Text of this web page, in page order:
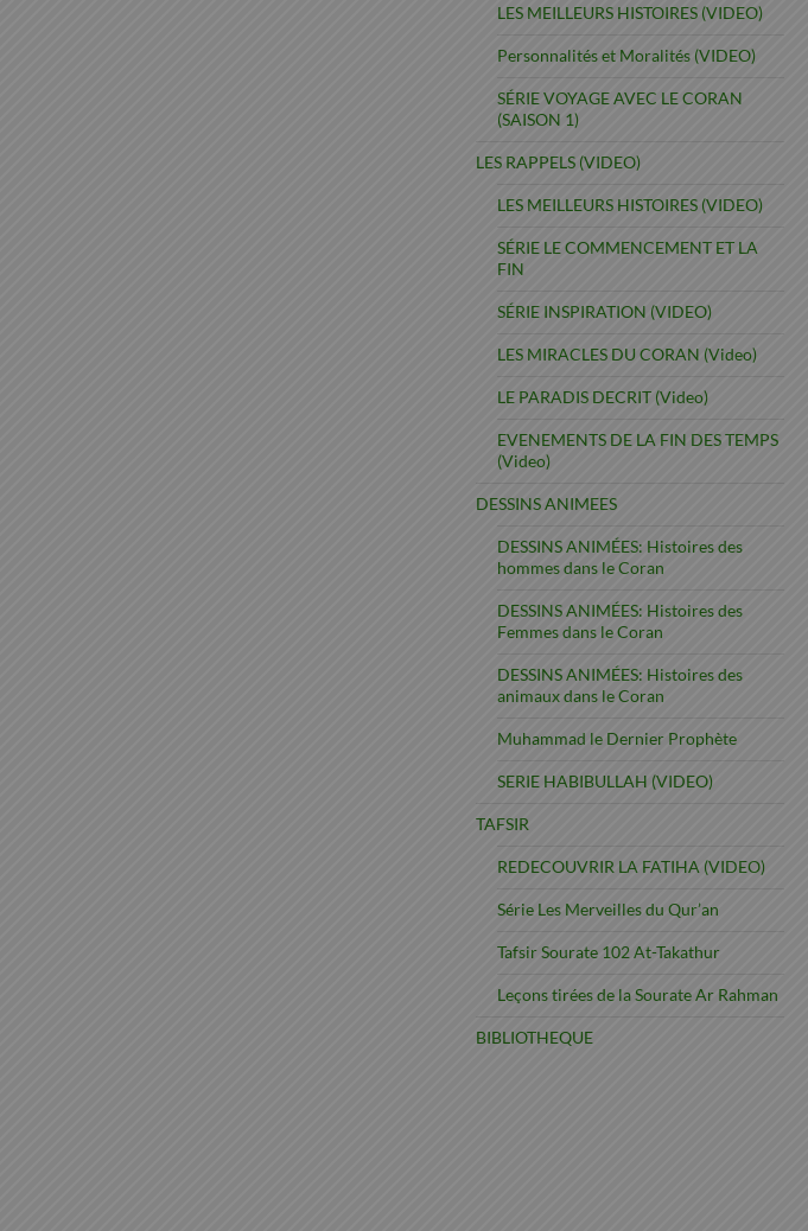
LES MEILLEURS HISTOIRES (VIDEO)
Personnalités et Moralités (VIDEO)
SÉRIE VOYAGE AVEC LE CORAN
(SAISON 1)
LES RAPPELS (VIDEO)
LES MEILLEURS HISTOIRES (VIDEO)
SÉRIE LE COMMENCEMENT ET LA
FIN
SÉRIE INSPIRATION (VIDEO)
LES MIRACLES DU CORAN (Video)
LE PARADIS DECRIT (Video)
EVENEMENTS DE LA FIN DES TEMPS
(Video)
DESSINS ANIMEES
DESSINS ANIMÉES: Histoires des
hommes dans le Coran
DESSINS ANIMÉES: Histoires des
Femmes dans le Coran
DESSINS ANIMÉES: Histoires des
animaux dans le Coran
Muhammad le Dernier Prophète
SERIE HABIBULLAH (VIDEO)
TAFSIR
REDECOUVRIR LA FATIHA (VIDEO)
Série Les Merveilles du Qur’an
Tafsir Sourate 102 At-Takathur
Leçons tirées de la Sourate Ar Rahman
BIBLIOTHEQUE